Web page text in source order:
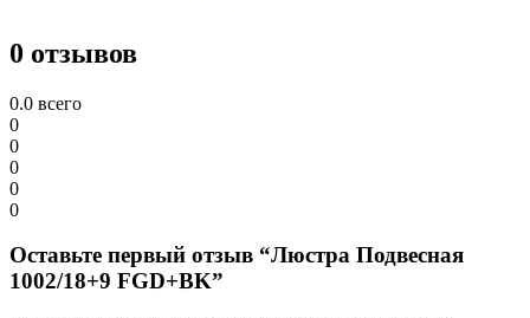
0 отзывов
0.0 всего
0
0
0
0
0
Оставьте первый отзыв “Люстра Подвесная
1002/18+9 FGD+BK”